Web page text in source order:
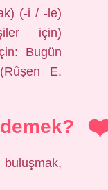
(-i / -le)
için)
Bugün
E.
buluşmak,